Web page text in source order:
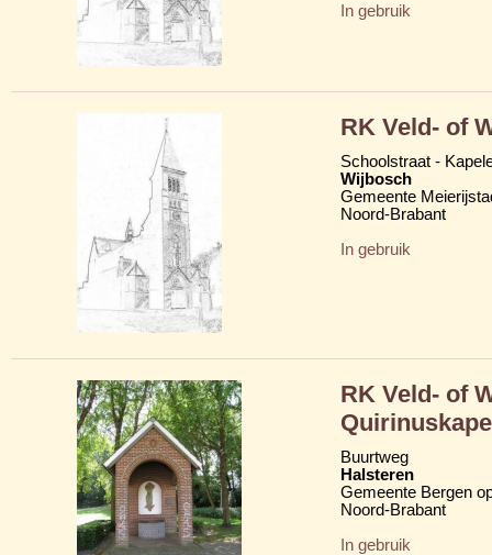
In gebruik
RK Veld- of
Schoolstraat -
Wijbosch
Gemeente
Noord-Brabant
In gebruik
RK Veld- of
Buurtweg
Halsteren
Gemeente Bergen
Noord-Brabant
In gebruik